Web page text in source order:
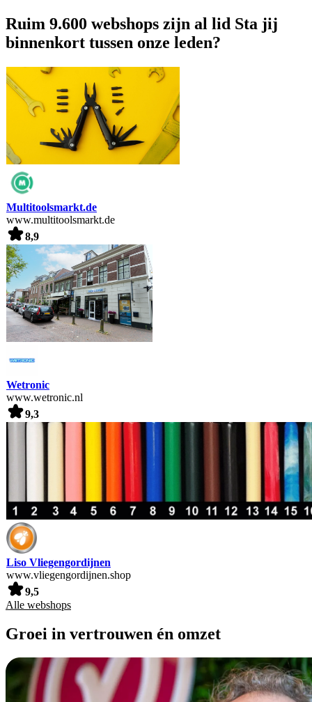
Ruim 9.600 webshops zijn al lid Sta jij
binnenkort tussen onze leden?
Multitoolsmarkt.de
www.multitoolsmarkt.de
8,9
Wetronic
www.wetronic.nl
9,3
Liso Vliegengordijnen
www.vliegengordijnen.shop
9,5
Alle webshops
Groei in vertrouwen én omzet